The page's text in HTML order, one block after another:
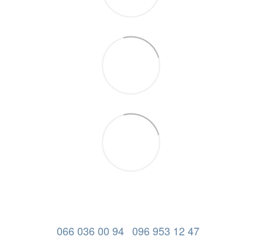
066 036 00 94 096 953 12 47